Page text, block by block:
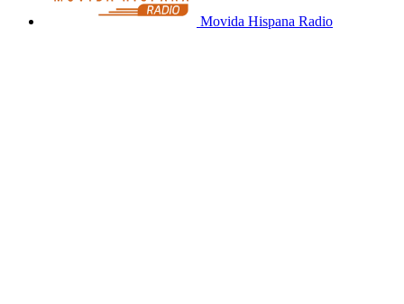
Movida Hispana Radio